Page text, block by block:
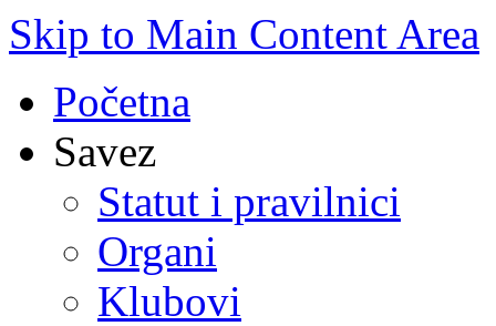
Skip to Main Content Area
Početna
Savez
Statut i pravilnici
Organi
Klubovi